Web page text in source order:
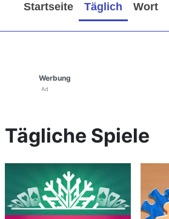
Startseite Täglich Wort
Werbung
Ad
Tägliche Spiele